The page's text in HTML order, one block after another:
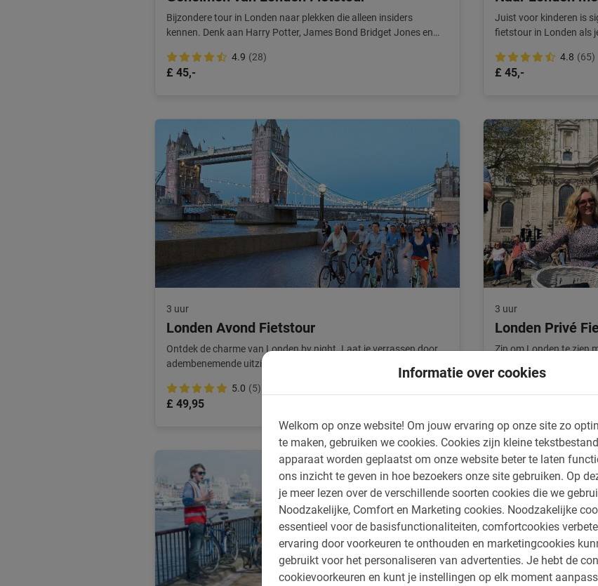
Informatie over cookies
Welkom op onze website! Om jouw ervaring op onze site zo
te maken, gebruiken we cookies. Cookies zijn kleine
apparaat worden geplaatst om onze website beter te laten
ons inzicht te geven in hoe bezoekers onze site gebruiken. Op
je meer lezen over de verschillende soorten cookies die we
Noodzakelijke, Comfort en Marketing cookies. Noodzakelijke
essentieel voor de basisfunctionaliteiten, comfortcookies
ervaring door voorkeuren te onthouden en marketingcookies
gebruikt voor het personaliseren van advertenties. Je hebt de
cookievoorkeuren en kunt je instellingen op elk moment
Bijzondere tour in Londen naar plekken die alleen insiders
kennen. Denk aan Harry Potter, James Bond Bridget Jones en
4.9 (28)
£ 45,-
Juist voor kinderen is
fietstour in Londen als
4.8 (65)
£ 45,-
3 uur
Londen Avond Fietstour
Ontdek de charme van Londen by night. Laat je verrassen door
adembenemende uitzichten tijdens deze tour in Londen.
5.0 (5)
£ 49,95
3 uur
Londen Privé
Zin om Londen te zien
privé tour in Londen.